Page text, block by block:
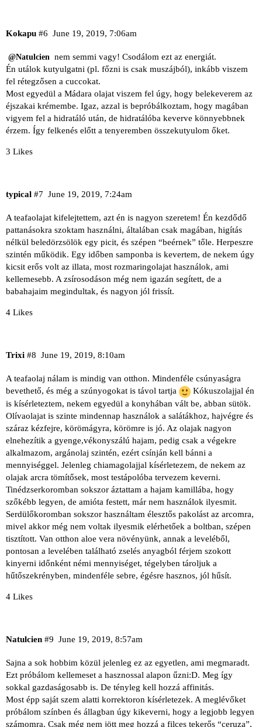
Kokapu June 19, 2019, 7:06am
#6
@Natulcien nem semmi vagy! Csodálom ezt az energiát.
Én utálok kutyulgatni (pl. főzni is csak muszájból), inkább viszem
fel rétegzősen a cuccokat.
Most egyedül a Mádara olajat viszem fel úgy, hogy belekeverem az
éjszakai krémembe. Igaz, azzal is bepróbálkoztam, hogy magában
vigyem fel a hidratáló után, de hidratálóba keverve könnyebbnek
érzem. Így felkenés előtt a tenyeremben összekutyulom őket.
3 Likes
typical June 19, 2019, 7:24am
#7
A teafaolajat kifelejtettem, azt én is nagyon szeretem! Én kezdődő
pattanásokra szoktam használni, általában csak magában, higítás
nélkül beledörzsölök egy picit, és szépen “beérnek” tőle. Herpeszre
szintén működik. Egy időben samponba is kevertem, de nekem úgy
kicsit erős volt az illata, most rozmaringolajat használok, ami
kellemesebb. A zsírosodáson még nem igazán segített, de a
babahajaim megindultak, és nagyon jól frissít.
4 Likes
Trixi June 19, 2019, 8:10am
#8
A teafaolaj nálam is mindig van otthon. Mindenféle csúnyaságra
bevethető, és még a szúnyogokat is távol tartja
Kókuszolajjal én
is kísérleteztem, nekem egyedül a konyhában vált be, abban sütök.
Olívaolajat is szinte mindennap használok a salátákhoz, hajvégre és
száraz kézfejre, körömágyra, körömre is jó. Az olajak nagyon
elnehezítik a gyenge,vékonyszálú hajam, pedig csak a végekre
alkalmazom, argánolaj szintén, ezért csínján kell bánni a
mennyiséggel. Jelenleg chiamagolajjal kísérletezem, de nekem az
olajak arcra tömítősek, most testápolóba tervezem keverni.
Tinédzserkoromban sokszor áztattam a hajam kamillába, hogy
szőkébb legyen, de amióta festett, már nem használok ilyesmit.
Serdülőkoromban sokszor használtam élesztős pakolást az arcomra,
mivel akkor még nem voltak ilyesmik elérhetőek a boltban, szépen
tisztított. Van otthon aloe vera növényünk, annak a leveléből,
pontosan a levelében található zselés anyagból férjem szokott
kinyerni időnként némi mennyiséget, tégelyben tároljuk a
hűtőszekrényben, mindenféle sebre, égésre hasznos, jól hűsít.
4 Likes
Natulcien June 19, 2019, 8:57am
#9
Sajna a sok hobbim közül jelenleg ez az egyetlen, ami megmaradt.
Ezt próbálom kellemeset a hasznossal alapon űzni:D. Meg így
sokkal gazdaságosabb is. De tényleg kell hozzá affinitás.
Most épp saját szem alatti korrektoron kísérletezek. A meglévőket
próbálom színben és állagban úgy kikeverni, hogy a legjobb legyen
számomra. Csak még nem jött meg hozzá a filces tekerős “ceruza”,